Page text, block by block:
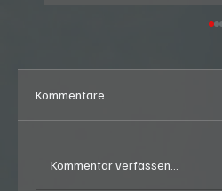
Kommentare
Kommentar verfassen...